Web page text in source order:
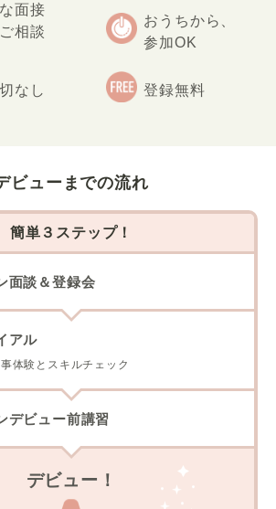
面接
相談
おうちから、
参加OK
なし 登録無料
ビューまでの流れ
簡単３ステップ！
面談＆登録会
アル
体験とスキルチェック
デビュー前講習
デビュー！